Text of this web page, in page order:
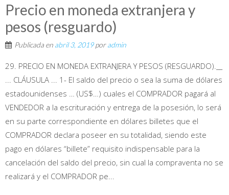
Precio en moneda extranjera y
pesos (resguardo)
Publicada en abril 3, 2019poradmin
29. PRECIO EN MONEDA EXTRANJERA Y PESOS (RESGUARDO).__
... CLÁUSULA ... 1- El saldo del precio o sea la suma de dólares
estadounidenses … (US$…) cuales el COMPRADOR pagará al
VENDEDOR a la escrituración y entrega de la posesión, lo será
en su parte correspondiente en dólares billetes que el
COMPRADOR declara poseer en su totalidad, siendo este
pago en dólares “billete” requisito indispensable para la
cancelación del saldo del precio, sin cual la compraventa no se
realizará y el COMPRADOR pe...